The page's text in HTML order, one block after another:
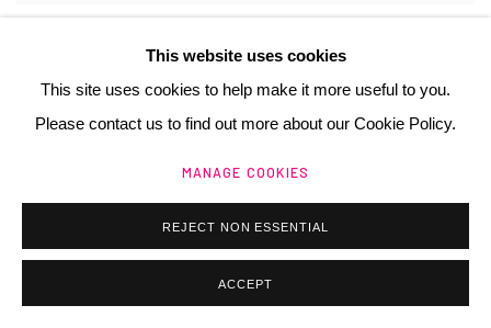
This website uses cookies
This site uses cookies to help make it more useful to you.
Please contact us to find out more about our Cookie Policy.
MANAGE COOKIES
REJECT NON ESSENTIAL
ACCEPT